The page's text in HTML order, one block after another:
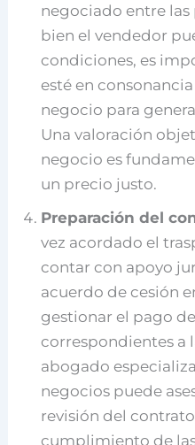
negociado entre las
bien el vendedor
condiciones, es
esté en
negocio para
Una valoración
negocio es
un precio justo.
Preparación del
vez acordado el
contar con apoyo
acuerdo de cesión
gestionar el pago
correspondientes a
abogado
negocios puede
revisión del
cumplimiento de